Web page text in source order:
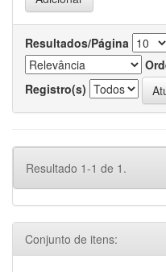
Resultados/Página
Registro(s)
Resultado 1-1 de 1.
Conjunto de itens: